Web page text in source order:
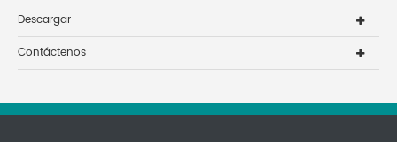
Descargar
Contáctenos